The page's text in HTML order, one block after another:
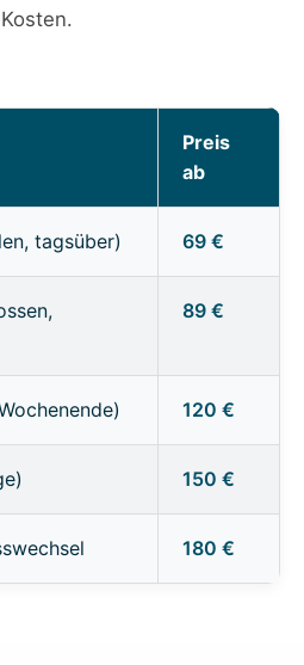
Kosten.
Preis
ab
tagsüber) 69 €
89 €
120 €
150 €
180 €